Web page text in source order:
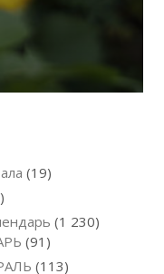
(19)
(1 230)
(91)
(113)